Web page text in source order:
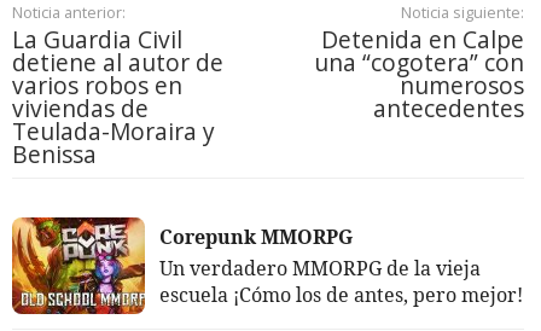
Noticia anterior:
La Guardia Civil
detiene al autor de
varios robos en
viviendas de
Teulada-Moraira y
Benissa
Noticia siguiente:
Detenida en Calpe
una “cogotera” con
numerosos
antecedentes
Corepunk MMORPG
Un verdadero MMORPG de la vieja
escuela ¡Cómo los de antes, pero mejor!